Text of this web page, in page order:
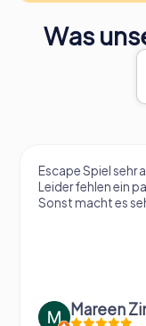
Was
Escape Spiel sehr
Leider fehlen ein
Sonst macht es
Mareen